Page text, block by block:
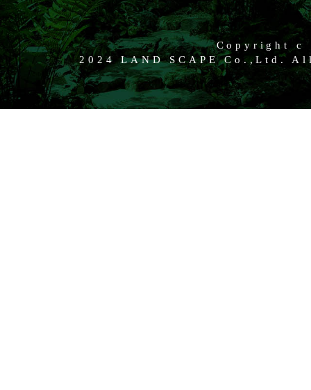
Copyright c
2024 LAND SCAPE Co.,Ltd.